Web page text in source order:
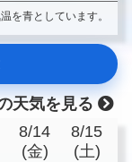
を青としています。
天気を見る
8/14
(金)
8/15
(土)